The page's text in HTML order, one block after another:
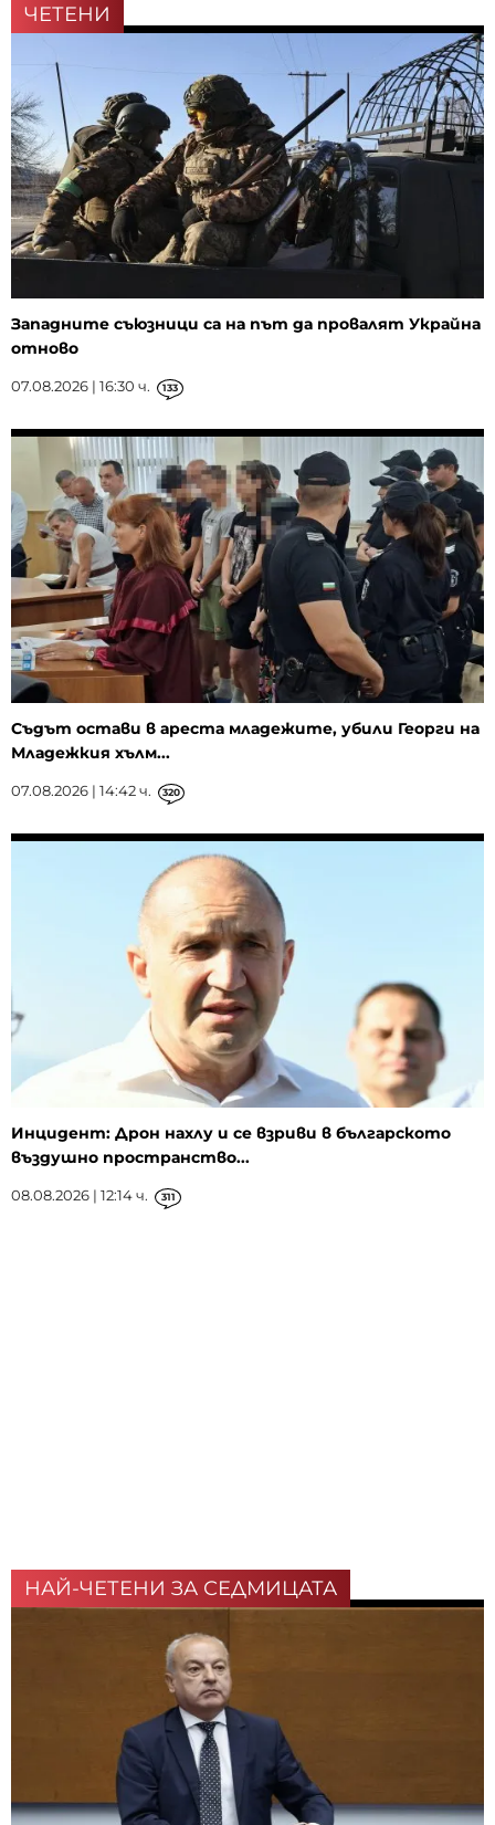
ЧЕТЕНИ
Западните съюзници са на път да провалят Украйна
отново
07.08.2026 | 16:30 ч. 133
Съдът остави в ареста младежите, убили Георги на
Младежкия хълм...
07.08.2026 | 14:42 ч. 320
Инцидент: Дрон нахлу и се взриви в българското
въздушно пространство...
08.08.2026 | 12:14 ч. 311
НАЙ-ЧЕТЕНИ ЗА СЕДМИЦАТА